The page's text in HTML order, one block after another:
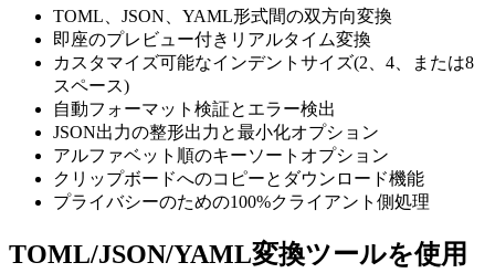
TOML、JSON、YAML形式間の双方向変換
即座のプレビュー付きリアルタイム変換
カスタマイズ可能なインデントサイズ(2、4、または8
スペース)
自動フォーマット検証とエラー検出
JSON出力の整形出力と最小化オプション
アルファベット順のキーソートオプション
クリップボードへのコピーとダウンロード機能
プライバシーのための100%クライアント側処理
TOML/JSON/YAML変換ツールを使用